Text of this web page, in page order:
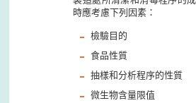
時應考慮下列因素：
檢驗目的
食品性質
抽樣和分析程序的性質
微生物含量限值